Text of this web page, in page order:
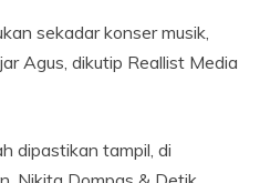
sekadar konser musik,
Agus, dikutip Reallist Media
dipastikan tampil, di